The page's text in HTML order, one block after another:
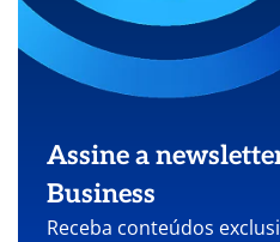
Assine a
Business
Receba conteúdos